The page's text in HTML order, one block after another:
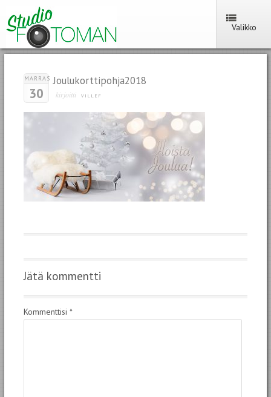
Valikko
MARRAS
30
Joulukorttipohja2018
kirjoitti VILLEF
Jätä kommentti
Kommenttisi *